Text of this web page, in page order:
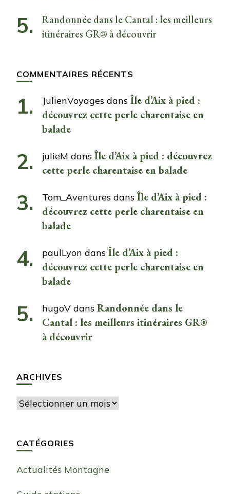
Randonnée dans le Cantal : les meilleurs
itinéraires GR® à découvrir
COMMENTAIRES RÉCENTS
JulienVoyages dans Île d’Aix à pied :
découvrez cette perle charentaise en
balade
julieM dans Île d’Aix à pied : découvrez
cette perle charentaise en balade
Tom_Aventures dans Île d’Aix à pied :
découvrez cette perle charentaise en
balade
paulLyon dans Île d’Aix à pied :
découvrez cette perle charentaise en
balade
hugoV dans Randonnée dans le
Cantal : les meilleurs itinéraires GR®
à découvrir
ARCHIVES
Archives
CATÉGORIES
Actualités Montagne